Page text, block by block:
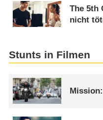
The 5th
nicht
Stunts in Filmen